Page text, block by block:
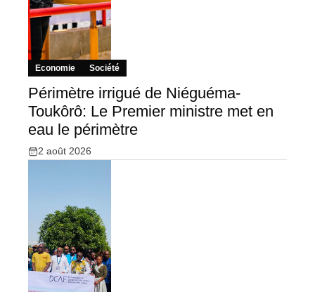
Economie Société
Périmètre irrigué de Niéguéma-
Toukôrô: Le Premier ministre met en
eau le périmètre
2 août 2026